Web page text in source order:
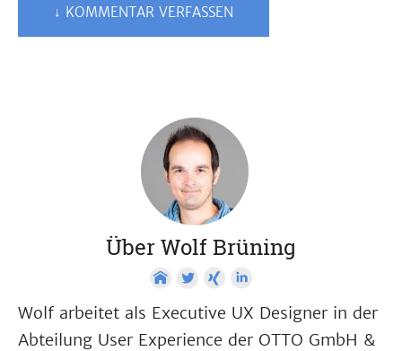
↓ KOMMENTAR VERFASSEN
Über Wolf Brüning
Wolf arbeitet als Executive UX Designer in der
Abteilung User Experience der OTTO GmbH &